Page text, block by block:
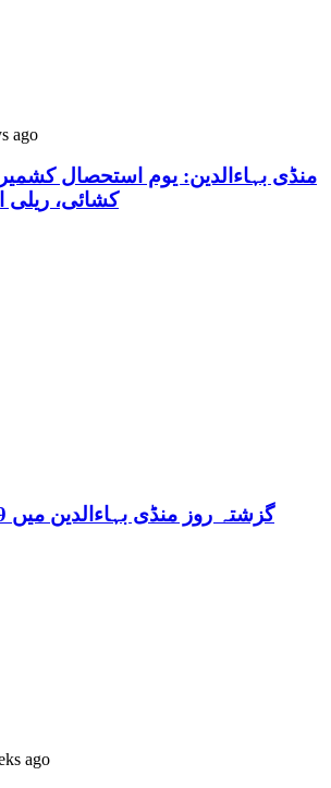
ago
منڈی بہاءالدین: یوم استحصال
کشائی، ریلی
ago